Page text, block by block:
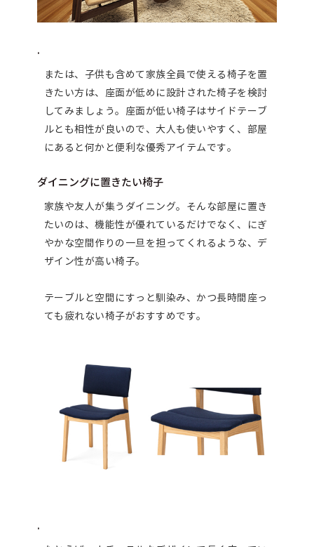
.
または、子供も含めて家族全員で使える椅子を置
きたい方は、座面が低めに設計された椅子を検討
してみましょう。座面が低い椅子はサイドテーブ
ルとも相性が良いので、大人も使いやすく、部屋
にあると何かと便利な優秀アイテムです。
ダイニングに置きたい椅子
家族や友人が集うダイニング。そんな部屋に置き
たいのは、機能性が優れているだけでなく、にぎ
やかな空間作りの一旦を担ってくれるような、デ
ザイン性が高い椅子。
テーブルと空間にすっと馴染み、かつ長時間座っ
ても疲れない椅子がおすすめです。
.